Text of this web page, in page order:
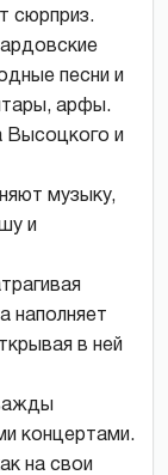
сюрприз.
песни и
арфы.
Высоцкого и
музыку,
и
наполняет
в ней
концертами.
на свои